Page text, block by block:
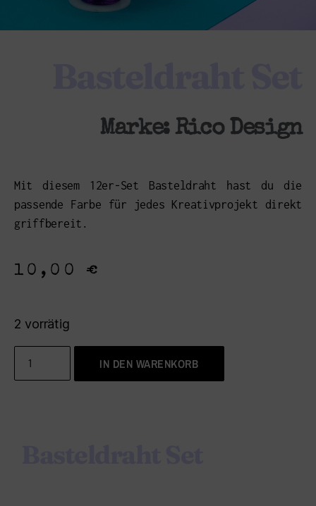
Marke: Rico Design
Mit diesem 12er-Set Basteldraht hast du die
passende Farbe für jedes Kreativprojekt direkt
griffbereit.
10,00 €
2 vorrätig
IN DEN WARENKORB